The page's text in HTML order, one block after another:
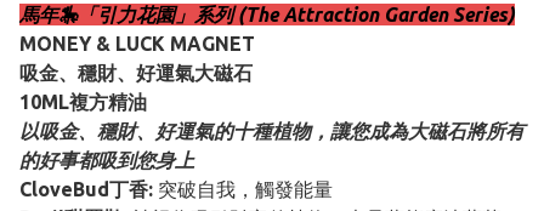
馬年🎠「引力花園」系列 (The Attraction Garden Series)
MONEY & LUCK MAGNET
吸金、穩財、好運氣大磁石
10ML複方精油
以吸金、穩財、好運氣的十種植物，讓您成為大磁石將所有
的好事都吸到您身上
CloveBud丁香: 突破自我，觸發能量